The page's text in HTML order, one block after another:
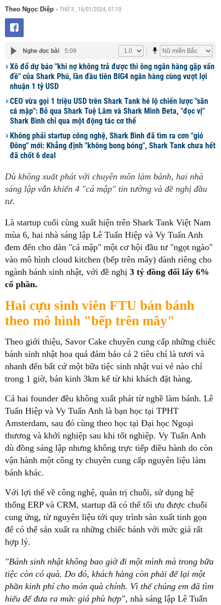
Theo Ngọc Diệp - THỨ 3 , 16/01/2024, 07:10
Nghe đọc bài 5:09
Xô đổ dự báo "khi nợ không trả được thì ông ngân hàng gặp vấn
đề" của Shark Phú, lần đầu tiên BIG4 ngân hàng cùng vượt lợi
nhuận 1 tỷ USD
CEO vừa gọi 1 triệu USD trên Shark Tank hé lộ chiến lược "săn
cá mập": Bỏ qua Shark Tuệ Lâm và Shark Minh Beta, "đọc vị"
Shark Bình chỉ qua một động tác cơ thể
Không phải startup công nghệ, Shark Bình đã tìm ra cơn "gió
Đông" mới: Khẳng định "không bong bóng", Shark Tank chưa hết
đã chốt 6 deal
Dù không xuất phát với chuyên môn làm bánh, hai nhà
sáng lập vẫn khiến 4 "cá mập" tin tưởng và đề nghị đầu
tư.
Là startup cuối cùng xuất hiện trên Shark Tank Việt Nam
mùa 6, hai nhà sáng lập Lê Tuấn Hiệp và Vy Tuấn Anh
đem đến cho dàn "cá mập" một cơ hội đầu tư "ngọt ngào"
vào mô hình cloud kitchen (bếp trên mây) dành riêng cho
ngành bánh sinh nhật, với đề nghị 3 tỷ đồng đổi lấy 6%
cổ phần.
Hai cựu sinh viên FTU bán bánh
theo mô hình "bếp trên mây"
Theo giới thiệu, Savor Cake chuyên cung cấp những chiếc
bánh sinh nhật hoa quả đảm bảo cả 2 tiêu chí là tươi và
nhanh đến bất cứ một bữa tiệc sinh nhật vui vẻ nào chỉ
trong 1 giờ, bán kinh 3km kể từ khi khách đặt hàng.
Cả hai founder đều không xuất phát từ nghề làm bánh. Lê
Tuấn Hiệp và Vy Tuấn Anh là bạn học tại TPHT
Amsterdam, sau đó cùng theo học tại Đại học Ngoại
thương và khởi nghiệp sau khi tốt nghiệp. Vy Tuấn Anh
dù đồng sáng lập nhưng không trực tiếp điều hành do còn
vận hành một công ty chuyên cung cấp nguyên liệu làm
bánh khác.
Với lợi thế về công nghệ, quản trị chuỗi, sử dụng hệ
thống ERP và CRM, startup đã có thể tối ưu được chuỗi
cung ứng, từ nguyên liệu tới quy trình sản xuất tinh gọn
để có thể sản xuất ra những chiếc bánh với mức giá rất
hợp lý.
"Bánh sinh nhật không bao giờ đi một mình mà trong bữa
tiệc còn có quà. Do đó, khách hàng còn phải để lại một
phần kinh phí cho món quà chính. Vì thế chúng em đã tìm
hiểu để đưa ra mức giá phù hợp", nhà sáng lập Lê Tuấn